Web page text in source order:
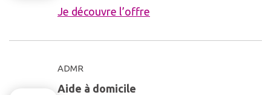
Je découvre l’offre
ADMR
Aide à domicile